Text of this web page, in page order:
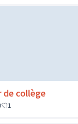
de collège
1